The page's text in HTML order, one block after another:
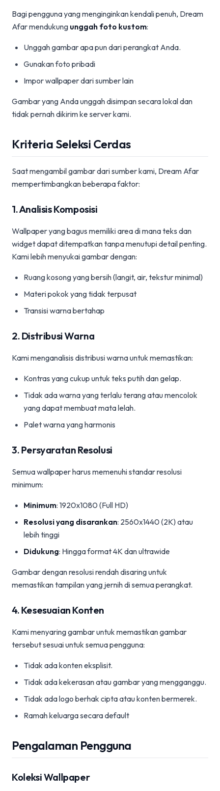
Bagi pengguna yang menginginkan kendali penuh, Dream
Afar mendukung unggah foto kustom:
Unggah gambar apa pun dari perangkat Anda.
Gunakan foto pribadi
Impor wallpaper dari sumber lain
Gambar yang Anda unggah disimpan secara lokal dan
tidak pernah dikirim ke server kami.
Kriteria Seleksi Cerdas
Saat mengambil gambar dari sumber kami, Dream Afar
mempertimbangkan beberapa faktor:
1. Analisis Komposisi
Wallpaper yang bagus memiliki area di mana teks dan
widget dapat ditempatkan tanpa menutupi detail penting.
Kami lebih menyukai gambar dengan:
Ruang kosong yang bersih (langit, air, tekstur minimal)
Materi pokok yang tidak terpusat
Transisi warna bertahap
2. Distribusi Warna
Kami menganalisis distribusi warna untuk memastikan:
Kontras yang cukup untuk teks putih dan gelap.
Tidak ada warna yang terlalu terang atau mencolok
yang dapat membuat mata lelah.
Palet warna yang harmonis
3. Persyaratan Resolusi
Semua wallpaper harus memenuhi standar resolusi
minimum:
Minimum: 1920x1080 (Full HD)
Resolusi yang disarankan: 2560x1440 (2K) atau
lebih tinggi
Didukung: Hingga format 4K dan ultrawide
Gambar dengan resolusi rendah disaring untuk
memastikan tampilan yang jernih di semua perangkat.
4. Kesesuaian Konten
Kami menyaring gambar untuk memastikan gambar
tersebut sesuai untuk semua pengguna:
Tidak ada konten eksplisit.
Tidak ada kekerasan atau gambar yang mengganggu.
Tidak ada logo berhak cipta atau konten bermerek.
Ramah keluarga secara default
Pengalaman Pengguna
Koleksi Wallpaper